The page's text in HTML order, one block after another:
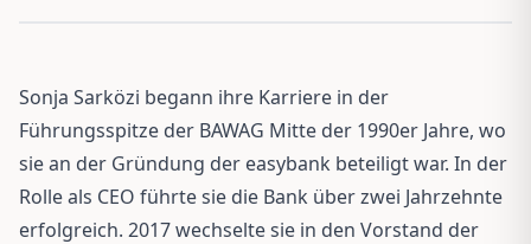
Sonja Sarközi begann ihre Karriere in der
Führungsspitze der BAWAG Mitte der 1990er Jahre, wo
sie an der Gründung der easybank beteiligt war. In der
Rolle als CEO führte sie die Bank über zwei Jahrzehnte
erfolgreich. 2017 wechselte sie in den Vorstand der